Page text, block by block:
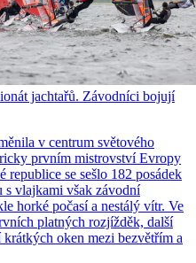
jachtařů. Závodníci bojují
v centrum světového
prvním mistrovství Evropy
republice se sešlo 182 posádek
s vlajkami však závodní
horké počasí a nestálý vítr. Ve
platných rozjížděk, další
oken mezi bezvětřím a